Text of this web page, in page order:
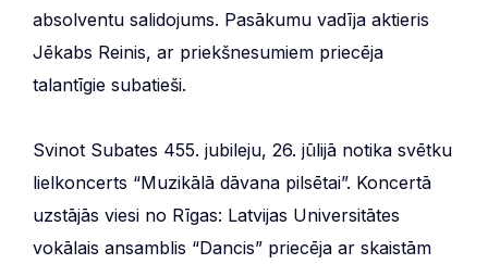
absolventu salidojums. Pasākumu vadīja aktieris
Jēkabs Reinis, ar priekšnesumiem priecēja
talantīgie subatieši.
Svinot Subates 455. jubileju, 26. jūlijā notika svētku
lielkoncerts “Muzikālā dāvana pilsētai”. Koncertā
uzstājās viesi no Rīgas: Latvijas Universitātes
vokālais ansamblis “Dancis” priecēja ar skaistām